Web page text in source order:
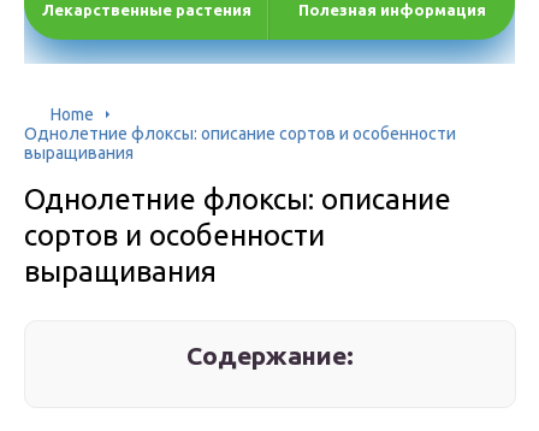
Лекарственные растения Полезная информация
Home
Однолетние флоксы: описание сортов и особенности
выращивания
Однолетние флоксы: описание
сортов и особенности
выращивания
Содержание: